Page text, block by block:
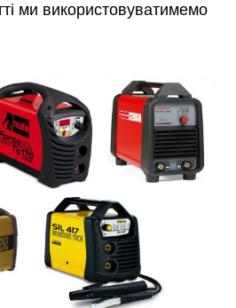
ми використовуватимемо